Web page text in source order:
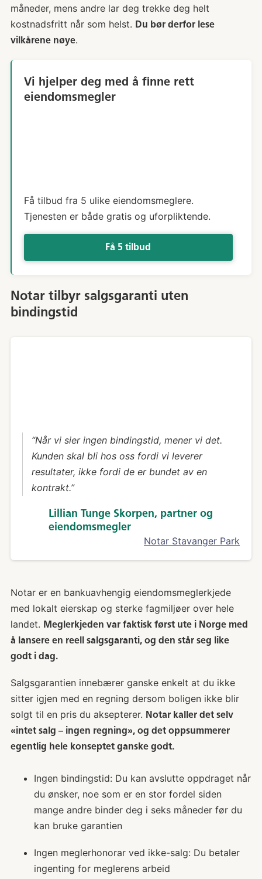
måneder, mens andre lar deg trekke deg helt
kostnadsfritt når som helst. Du bør derfor lese
vilkårene nøye.
Vi hjelper deg med å finne rett
eiendomsmegler
Få tilbud fra 5 ulike eiendomsmeglere.
Tjenesten er både gratis og uforpliktende.
Få 5 tilbud
Notar tilbyr salgsgaranti uten
bindingstid
“Når vi sier ingen bindingstid, mener vi det.
Kunden skal bli hos oss fordi vi leverer
resultater, ikke fordi de er bundet av en
kontrakt.”
Lillian Tunge Skorpen, partner og
eiendomsmegler
Notar Stavanger Park
Notar er en bankuavhengig eiendomsmeglerkjede
med lokalt eierskap og sterke fagmiljøer over hele
landet. Meglerkjeden var faktisk først ute i Norge med
å lansere en reell salgsgaranti, og den står seg like
godt i dag.
Salgsgarantien innebærer ganske enkelt at du ikke
sitter igjen med en regning dersom boligen ikke blir
solgt til en pris du aksepterer. Notar kaller det selv
«intet salg – ingen regning», og det oppsummerer
egentlig hele konseptet ganske godt.
Ingen bindingstid: Du kan avslutte oppdraget når
du ønsker, noe som er en stor fordel siden
mange andre binder deg i seks måneder før du
kan bruke garantien
Ingen meglerhonorar ved ikke-salg: Du betaler
ingenting for meglerens arbeid